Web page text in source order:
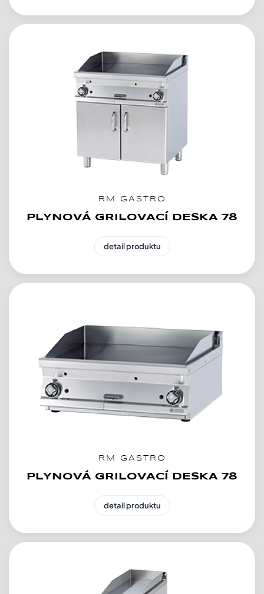
RM GASTRO
PLYNOVÁ GRILOVACÍ DESKA 78
detail produktu
RM GASTRO
PLYNOVÁ GRILOVACÍ DESKA 78
detail produktu